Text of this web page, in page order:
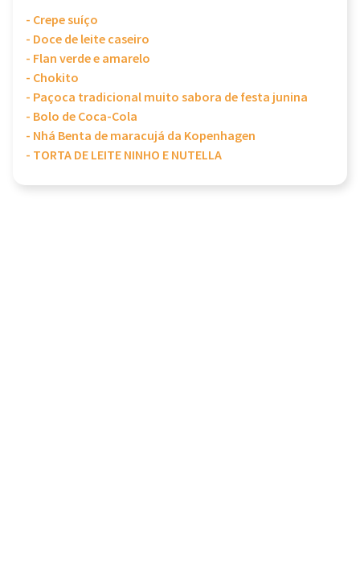
- Crepe suíço
- Doce de leite caseiro
- Flan verde e amarelo
- Chokito
- Paçoca tradicional muito sabora de festa junina
- Bolo de Coca-Cola
- Nhá Benta de maracujá da Kopenhagen
- TORTA DE LEITE NINHO E NUTELLA